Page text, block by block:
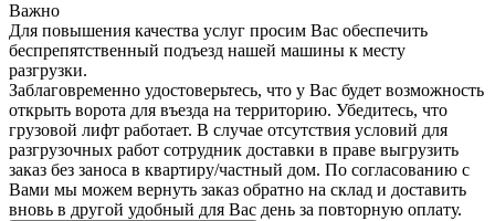
Важно
Для повышения качества услуг просим Вас обеспечить
беспрепятственный подъезд нашей машины к месту
разгрузки.
Заблаговременно удостоверьтесь, что у Вас будет возможность
открыть ворота для въезда на территорию. Убедитесь, что
грузовой лифт работает. В случае отсутствия условий для
разгрузочных работ сотрудник доставки в праве выгрузить
заказ без заноса в квартиру/частный дом. По согласованию с
Вами мы можем вернуть заказ обратно на склад и доставить
вновь в другой удобный для Вас день за повторную оплату.